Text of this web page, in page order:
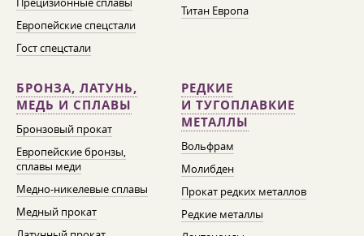
Европейские спецстали
Гост спецстали
Титан Европа
БРОНЗА, ЛАТУНЬ,
МЕДЬ И СПЛАВЫ
Бронзовый прокат
Европейские бронзы,
сплавы меди
Медно-никелевые сплавы
Медный прокат
РЕДКИЕ
И ТУГОПЛАВКИЕ
МЕТАЛЛЫ
Вольфрам
Молибден
Прокат редких металлов
Редкие металлы